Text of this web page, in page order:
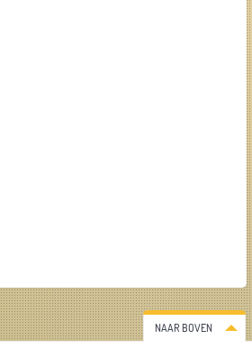
NAAR BOVEN